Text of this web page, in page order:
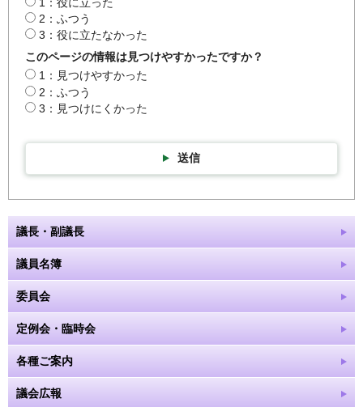
2：ふつう
3：役に立たなかった
このページの情報は見つけやすかったですか？
1：見つけやすかった
2：ふつう
3：見つけにくかった
送信
議長・副議長
議員名簿
委員会
定例会・臨時会
各種ご案内
議会広報